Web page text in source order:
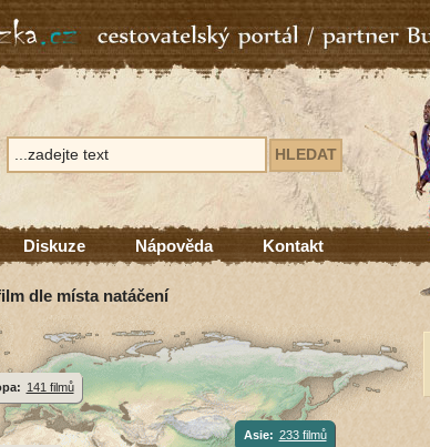
Diskuze Nápověda Kontakt
dle místa natáčení
Asie: 233 filmů
141 filmů